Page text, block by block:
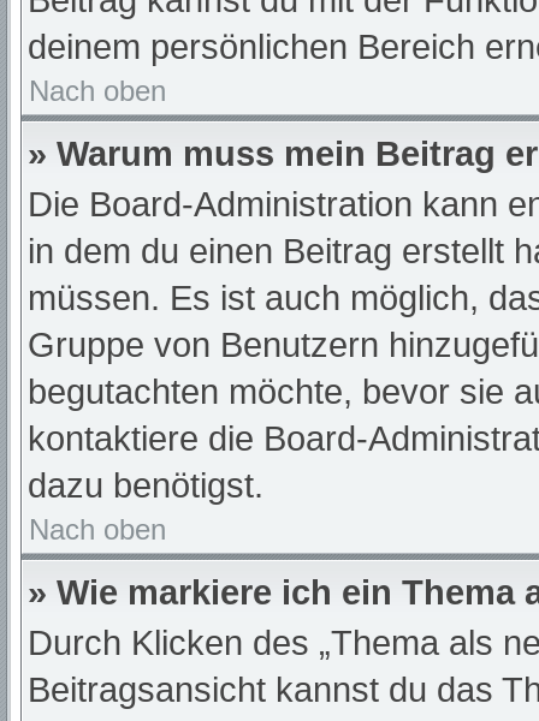
deinem persönlichen Bereich
Nach oben
» Warum muss mein Beitrag
Die Board-Administration kann
in dem du einen Beitrag erstellt
müssen. Es ist auch möglich,
Gruppe von Benutzern
begutachten möchte, bevor sie
kontaktiere die Board-
dazu benötigst.
Nach oben
» Wie markiere ich ein Thema
Durch Klicken des „Thema als
Beitragsansicht kannst du das